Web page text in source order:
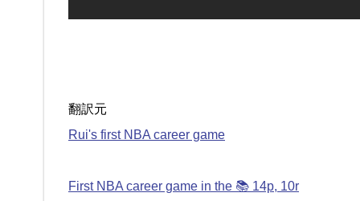
翻訳元
Rui's first NBA career game
First NBA career game in the 📚 14p, 10r